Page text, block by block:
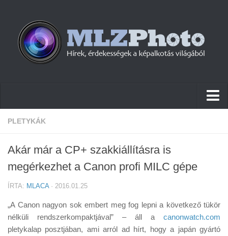
Hírek
Cikkek
Szoftver
Tudástár
Tanácsok
PLETYKÁK
Akár már a CP+ szakkiállításra is
megérkezhet a Canon profi MILC gépe
ÍRTA: MLACA· 2016.01.25
„A Canon nagyon sok embert meg fog lepni a következő tükör
nélküli rendszerkompaktjával” – áll a canonwatch.com
pletykalap posztjában, ami arról ad hírt, hogy a japán gyártó